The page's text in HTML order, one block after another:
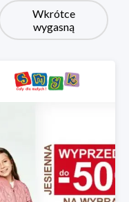
Wkrótce
wygasną